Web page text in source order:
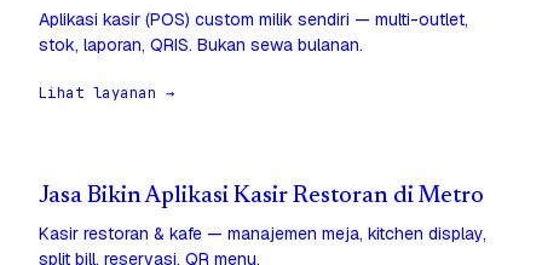
Aplikasi kasir (POS) custom milik sendiri — multi-outlet,
stok, laporan, QRIS. Bukan sewa bulanan.
Lihat layanan →
Jasa Bikin Aplikasi Kasir Restoran di Metro
Kasir restoran & kafe — manajemen meja, kitchen display,
split bill, reservasi, QR menu.